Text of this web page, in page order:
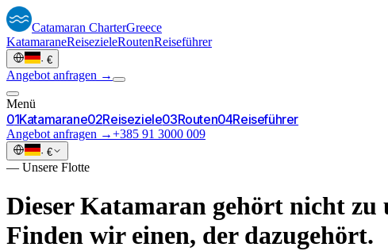
Catamaran CharterGreece
KatamaraneReisezieleRoutenReiseführer
· €
Angebot anfragen →
Menü
01Katamarane02Reiseziele03Routen04Reiseführer
Angebot anfragen →+385 91 3000 009
· €
— Unsere Flotte
Dieser Katamaran gehört nicht zu
Finden wir einen, der dazugehört.